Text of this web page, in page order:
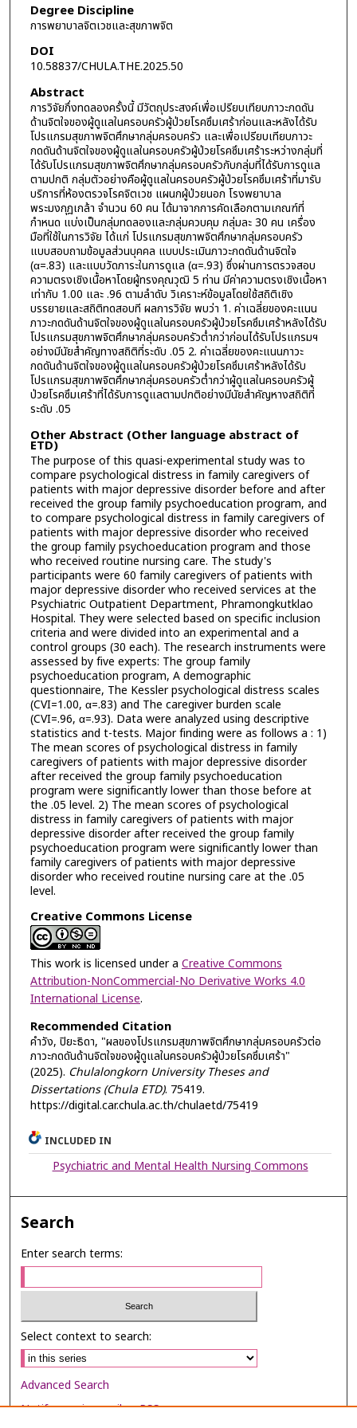
Degree Discipline
การพยาบาลจิตเวชและสุขภาพจิต
DOI
10.58837/CHULA.THE.2025.50
Abstract
การวิจัยกึ่งทดลองครั้งนี้ มีวัตถุประสงค์เพื่อเปรียบเทียบภาวะกดดัน
ด้านจิตใจของผู้ดูแลในครอบครัวผู้ป่วยโรคซึมเศร้าก่อนและหลังได้รับ
โปรแกรมสุขภาพจิตศึกษากลุ่มครอบครัว และเพื่อเปรียบเทียบภาวะ
กดดันด้านจิตใจของผู้ดูแลในครอบครัวผู้ป่วยโรคซึมเศร้าระหว่างกลุ่มที่
ได้รับโปรแกรมสุขภาพจิตศึกษากลุ่มครอบครัวกับกลุ่มที่ได้รับการดูแล
ตามปกติ กลุ่มตัวอย่างคือผู้ดูแลในครอบครัวผู้ป่วยโรคซึมเศร้าที่มารับ
บริการที่ห้องตรวจโรคจิตเวช แผนกผู้ป่วยนอก โรงพยาบาล
พระมงกุฎเกล้า จำนวน 60 คน ได้มาจากการคัดเลือกตามเกณฑ์ที่
กำหนด แบ่งเป็นกลุ่มทดลองและกลุ่มควบคุม กลุ่มละ 30 คน เครื่อง
มือที่ใช้ในการวิจัย ได้แก่ โปรแกรมสุขภาพจิตศึกษากลุ่มครอบครัว
แบบสอบถามข้อมูลส่วนบุคคล แบบประเมินภาวะกดดันด้านจิตใจ
(α=.83) และแบบวัดภาระในการดูแล (α=.93) ซึ่งผ่านการตรวจสอบ
ความตรงเชิงเนื้อหาโดยผู้ทรงคุณวุฒิ 5 ท่าน มีค่าความตรงเชิงเนื้อหา
เท่ากับ 1.00 และ .96 ตามลำดับ วิเคราะห์ข้อมูลโดยใช้สถิติเชิง
บรรยายและสถิติทดสอบที ผลการวิจัย พบว่า 1. ค่าเฉลี่ยของคะแนน
ภาวะกดดันด้านจิตใจของผู้ดูแลในครอบครัวผู้ป่วยโรคซึมเศร้าหลังได้รับ
โปรแกรมสุขภาพจิตศึกษากลุ่มครอบครัวต่ำกว่าก่อนได้รับโปรแกรมฯ
อย่างมีนัยสำคัญทางสถิติที่ระดับ .05 2. ค่าเฉลี่ยของคะแนนภาวะ
กดดันด้านจิตใจของผู้ดูแลในครอบครัวผู้ป่วยโรคซึมเศร้าหลังได้รับ
โปรแกรมสุขภาพจิตศึกษากลุ่มครอบครัวต่ำกว่าผู้ดูแลในครอบครัวผู้
ป่วยโรคซึมเศร้าที่ได้รับการดูแลตามปกติอย่างมีนัยสำคัญหางสถิติที่
ระดับ .05
Other Abstract (Other language abstract of
ETD)
The purpose of this quasi-experimental study was to
compare psychological distress in family caregivers of
patients with major depressive disorder before and after
received the group family psychoeducation program, and
to compare psychological distress in family caregivers of
patients with major depressive disorder who received
the group family psychoeducation program and those
who received routine nursing care. The study's
participants were 60 family caregivers of patients with
major depressive disorder who received services at the
Psychiatric Outpatient Department, Phramongkutklao
Hospital. They were selected based on specific inclusion
criteria and were divided into an experimental and a
control groups (30 each). The research instruments were
assessed by five experts: The group family
psychoeducation program, A demographic
questionnaire, The Kessler psychological distress scales
(CVI=1.00, α=.83) and The caregiver burden scale
(CVI=.96, α=.93). Data were analyzed using descriptive
statistics and t-tests. Major finding were as follows a : 1)
The mean scores of psychological distress in family
caregivers of patients with major depressive disorder
after received the group family psychoeducation
program were significantly lower than those before at
the .05 level. ​2) The mean scores of psychological
distress in family caregivers of patients with major
depressive disorder after received the group family
psychoeducation program were significantly lower than
family caregivers of patients with major depressive
disorder who received routine nursing care at the .05
level.
Creative Commons License
This work is licensed under a Creative Commons
Attribution-NonCommercial-No Derivative Works 4.0
International License.
Recommended Citation
คำวัง, ปิยะธิดา, "ผลของโปรแกรมสุขภาพจิตศึกษากลุ่มครอบครัวต่อ
ภาวะกดดันด้านจิตใจของผู้ดูแลในครอบครัวผู้ป่วยโรคซึมเศร้า"
(2025). Chulalongkorn University Theses and
Dissertations (Chula ETD). 75419.
https://digital.car.chula.ac.th/chulaetd/75419
INCLUDED IN
Psychiatric and Mental Health Nursing Commons
Search
Enter search terms:
Select context to search:
Advanced Search
Notify me via email orRSS